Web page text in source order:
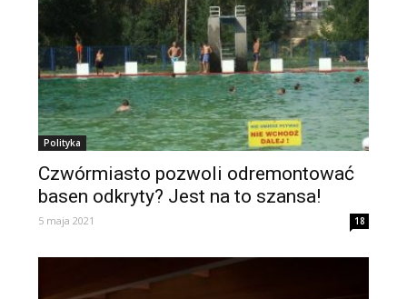
Polityka
Czwórmiasto pozwoli odremontować
basen odkryty? Jest na to szansa!
5 maja 2021 18